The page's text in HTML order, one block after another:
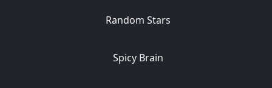
Random Stars
Spicy Brain